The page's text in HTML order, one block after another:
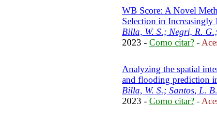
WB Score: A Novel
Selection in Increasingly
Billa, W. S.; Negri, R.
2023 - Como citar? -
Analyzing the spatial
and flooding prediction
Billa, W. S.; Santos, L.
2023 - Como citar? -